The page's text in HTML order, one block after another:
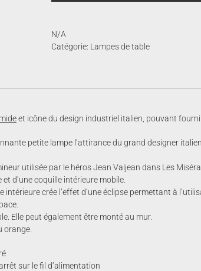
N/A
Catégorie: Lampes de table
et icône du design industriel italien, pouvant
petite lampe l’attirance du grand designer
utilisée par le héros Jean Valjean dans Les
d’une coquille intérieure mobile.
intérieure crée l’effet d’une éclipse permettant à
Elle peut également être monté au mur.
orange.
sur le fil d’alimentation